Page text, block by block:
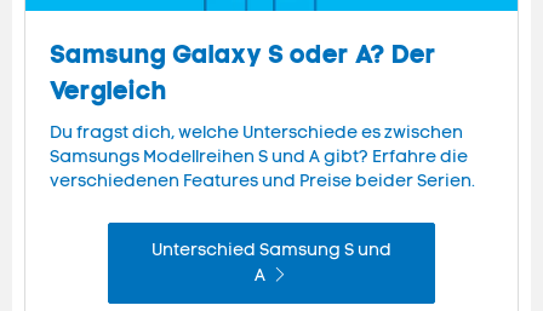
Samsung Galaxy S oder A? Der
Vergleich
Du fragst dich, welche Unterschiede es zwischen
Samsungs Modellreihen S und A gibt? Erfahre die
verschiedenen Features und Preise beider Serien.
Unterschied Samsung S und
A